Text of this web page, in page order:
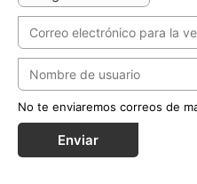
No te enviaremos correos de
Enviar